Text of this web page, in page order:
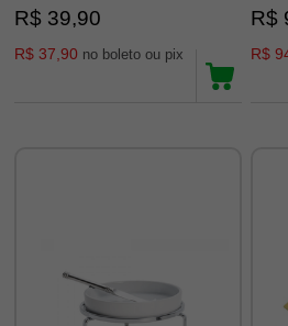
R$ 39,90
R$ 37,90 no boleto ou pix
R$
R$